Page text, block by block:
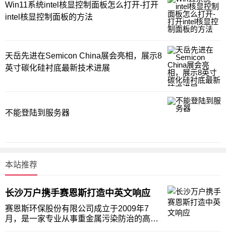
Win11系统intel核显控制面板怎么打开-打开
intel核显控制面板的方法
天岳先进在Semicon China展会亮相，展示8
英寸碳化硅衬底最新技术进展
不能登陆到服务器
本站推荐
长沙万户携手赛恩斯打造中英文响应
赛恩斯环保股份有限公司成立于2009年7
月，是一家专业从事重金属污染防治的高新